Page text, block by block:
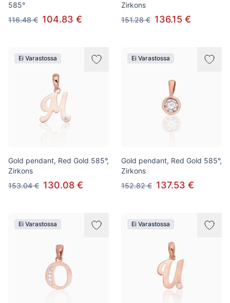
585°
116.48 € 104.83 €
Zirkons
151.28 € 136.15 €
Ei Varastossa
Gold pendant, Red Gold 585°,
Zirkons
153.04 € 130.08 €
Ei Varastossa
Gold pendant, Red Gold 585°,
Zirkons
152.82 € 137.53 €
Ei Varastossa Ei Varastossa